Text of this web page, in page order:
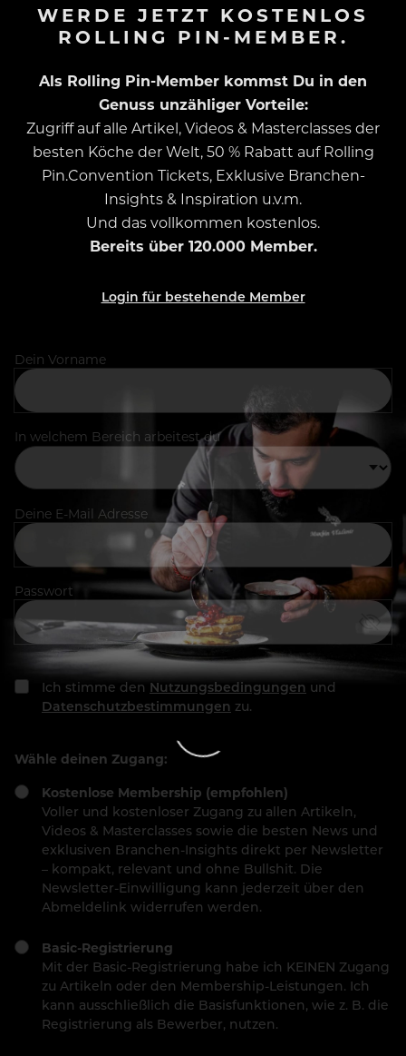
WERDE JETZT KOSTENLOS
ROLLING PIN-MEMBER.
Als Rolling Pin-Member kommst Du in den
Genuss unzähliger Vorteile:
Zugriff auf alle Artikel, Videos & Masterclasses der
besten Köche der Welt, 50 % Rabatt auf Rolling
Pin.Convention Tickets, Exklusive Branchen-
Insights & Inspiration u.v.m.
Und das vollkommen kostenlos.
Bereits über 120.000 Member.
Login für bestehende Member
Dein Vorname
In welchem Bereich arbeitest du
Deine E-Mail Adresse
Passwort
Ich stimme den Nutzungsbedingungen und
Datenschutzbestimmungen zu.
Wähle deinen Zugang:
Kostenlose Membership (empfohlen)
Voller und kostenloser Zugang zu allen Artikeln,
Videos & Masterclasses sowie die besten News und
exklusiven Branchen-Insights direkt per Newsletter
– kompakt, relevant und ohne Bullshit. Die
Newsletter-Einwilligung kann jederzeit über den
Abmeldelink widerrufen werden.
Basic-Registrierung
Mit der Basic-Registrierung habe ich KEINEN Zugang
zu Artikeln oder den Membership-Leistungen. Ich
kann ausschließlich die Basisfunktionen, wie z. B. die
Registrierung als Bewerber, nutzen.